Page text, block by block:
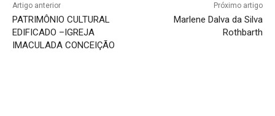
Artigo anterior
PATRIMÔNIO CULTURAL
EDIFICADO –IGREJA
IMACULADA CONCEIÇÃO
Próximo artigo
Marlene Dalva da Silva
Rothbarth